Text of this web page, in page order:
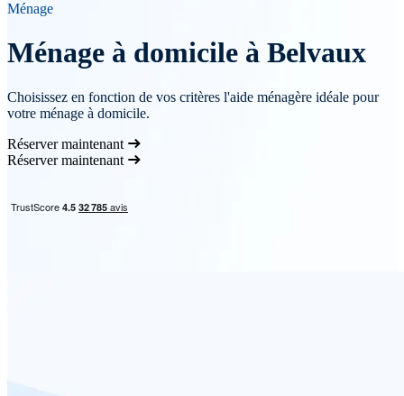
Ménage
Ménage à domicile à Belvaux
Choisissez en fonction de vos critères l'aide ménagère idéale pour
votre ménage à domicile.
Réserver maintenant
Réserver maintenant